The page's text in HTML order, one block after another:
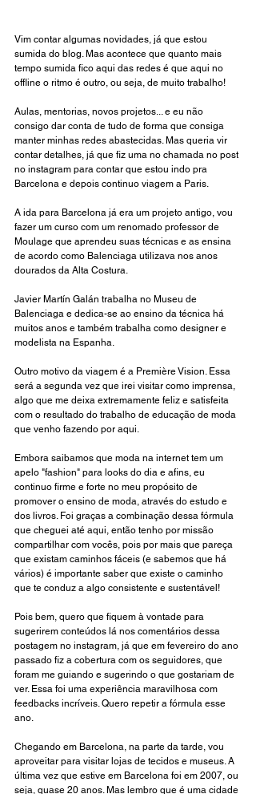
Vim contar algumas novidades, já que estou
sumida do blog. Mas acontece que quanto mais
tempo sumida fico aqui das redes é que aqui no
offline o ritmo é outro, ou seja, de muito trabalho!
Aulas, mentorias, novos projetos... e eu não
consigo dar conta de tudo de forma que consiga
manter minhas redes abastecidas. Mas queria vir
contar detalhes, já que fiz uma no chamada no post
no instagram para contar que estou indo pra
Barcelona e depois continuo viagem a Paris.
A ida para Barcelona já era um projeto antigo, vou
fazer um curso com um renomado professor de
Moulage que aprendeu suas técnicas e as ensina
de acordo como Balenciaga utilizava nos anos
dourados da Alta Costura.
Javier Martín Galán trabalha no Museu de
Balenciaga e dedica-se ao ensino da técnica há
muitos anos e também trabalha como designer e
modelista na Espanha.
Outro motivo da viagem é a Première Vision. Essa
será a segunda vez que irei visitar como imprensa,
algo que me deixa extremamente feliz e satisfeita
com o resultado do trabalho de educação de moda
que venho fazendo por aqui.
Embora saibamos que moda na internet tem um
apelo "fashion" para looks do dia e afins, eu
continuo firme e forte no meu propósito de
promover o ensino de moda, através do estudo e
dos livros. Foi graças a combinação dessa fórmula
que cheguei até aqui, então tenho por missão
compartilhar com vocês, pois por mais que pareça
que existam caminhos fáceis (e sabemos que há
vários) é importante saber que existe o caminho
que te conduz a algo consistente e sustentável!
Pois bem, quero que fiquem à vontade para
sugerirem conteúdos lá nos comentários dessa
postagem no instagram, já que em fevereiro do ano
passado fiz a cobertura com os seguidores, que
foram me guiando e sugerindo o que gostariam de
ver. Essa foi uma experiência maravilhosa com
feedbacks incríveis. Quero repetir a fórmula esse
ano.
Chegando em Barcelona, na parte da tarde, vou
aproveitar para visitar lojas de tecidos e museus. A
última vez que estive em Barcelona foi em 2007, ou
seja, quase 20 anos. Mas lembro que é uma cidade